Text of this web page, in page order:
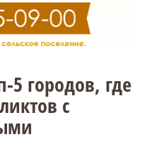
5 городов, где
с